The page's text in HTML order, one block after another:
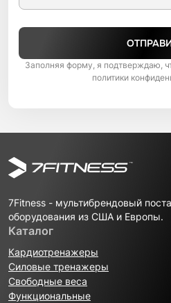
Заполняя форму, я подтверждаю,
политики
7Fitness - мультибрендовый
оборудования из США и Европы.
Каталог
Кардиотренажеры
Силовые тренажеры
Свободные веса
Функциональные